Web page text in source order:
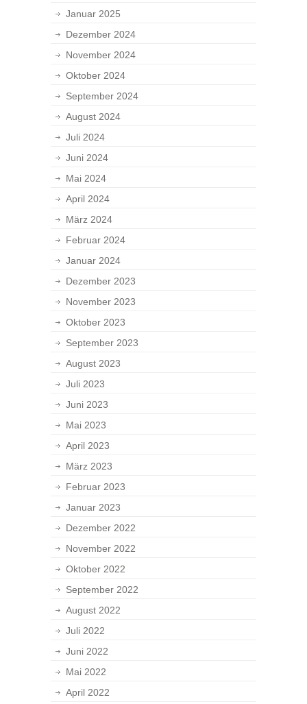
Januar 2025
Dezember 2024
November 2024
Oktober 2024
September 2024
August 2024
Juli 2024
Juni 2024
Mai 2024
April 2024
März 2024
Februar 2024
Januar 2024
Dezember 2023
November 2023
Oktober 2023
September 2023
August 2023
Juli 2023
Juni 2023
Mai 2023
April 2023
März 2023
Februar 2023
Januar 2023
Dezember 2022
November 2022
Oktober 2022
September 2022
August 2022
Juli 2022
Juni 2022
Mai 2022
April 2022